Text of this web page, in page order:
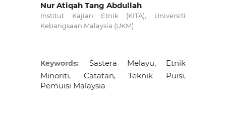
Nur Atiqah Tang Abdullah
Institut Kajian Etnik (KITA), Universiti
Kebangsaan Malaysia (UKM)
Keywords: Sastera Melayu, Etnik
Minoriti, Catatan, Teknik Puisi,
Pemuisi Malaysia